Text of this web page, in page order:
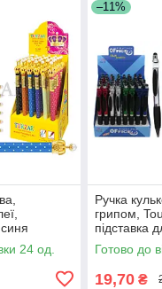
24 од.
–11%
Ручка
грипом,
підставка
колір
Готово до
19,70 ₴